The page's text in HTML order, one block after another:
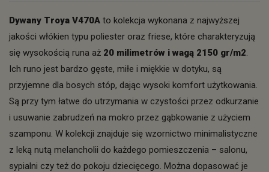
Dywany Troya V470A to kolekcja wykonana z najwyższej
jakości włókien typu poliester oraz friese, które charakteryzują
się wysokością runa aż 20 milimetrów i wagą 2150 gr/m2.
Ich runo jest bardzo gęste, miłe i miękkie w dotyku, są
przyjemne dla bosych stóp, dając wysoki komfort użytkowania.
Są przy tym łatwe do utrzymania w czystości przez odkurzanie
i usuwanie zabrudzeń na mokro przez gąbkowanie z użyciem
szamponu. W kolekcji znajduje się wzornictwo minimalistyczne
z leką nutą melancholii do każdego pomieszczenia – salonu,
sypialni czy też do pokoju dziecięcego. Można dopasować je